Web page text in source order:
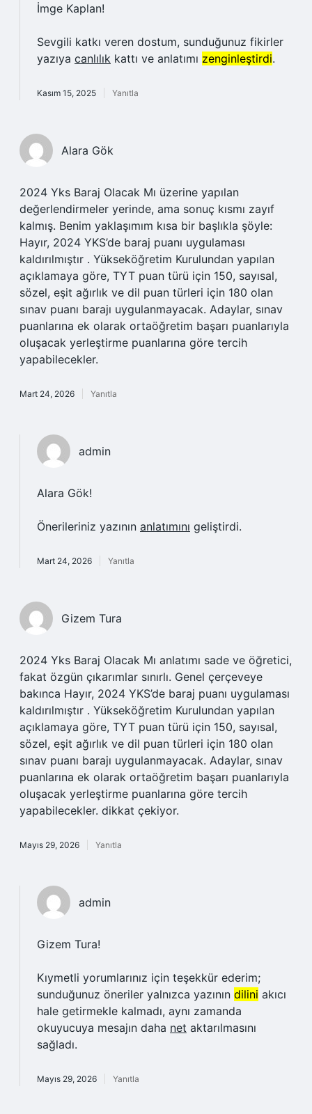
İmge Kaplan!
Sevgili katkı veren dostum, sunduğunuz fikirler
yazıya canlılık kattı ve anlatımı zenginleştirdi.
Kasım 15, 2025 Yanıtla
Alara Gök
2024 Yks Baraj Olacak Mı üzerine yapılan
değerlendirmeler yerinde, ama sonuç kısmı zayıf
kalmış. Benim yaklaşımım kısa bir başlıkla şöyle:
Hayır, 2024 YKS’de baraj puanı uygulaması
kaldırılmıştır . Yükseköğretim Kurulundan yapılan
açıklamaya göre, TYT puan türü için 150, sayısal,
sözel, eşit ağırlık ve dil puan türleri için 180 olan
sınav puanı barajı uygulanmayacak. Adaylar, sınav
puanlarına ek olarak ortaöğretim başarı puanlarıyla
oluşacak yerleştirme puanlarına göre tercih
yapabilecekler.
Mart 24, 2026 Yanıtla
admin
Alara Gök!
Önerileriniz yazının anlatımını geliştirdi.
Mart 24, 2026 Yanıtla
Gizem Tura
2024 Yks Baraj Olacak Mı anlatımı sade ve öğretici,
fakat özgün çıkarımlar sınırlı. Genel çerçeveye
bakınca Hayır, 2024 YKS’de baraj puanı uygulaması
kaldırılmıştır . Yükseköğretim Kurulundan yapılan
açıklamaya göre, TYT puan türü için 150, sayısal,
sözel, eşit ağırlık ve dil puan türleri için 180 olan
sınav puanı barajı uygulanmayacak. Adaylar, sınav
puanlarına ek olarak ortaöğretim başarı puanlarıyla
oluşacak yerleştirme puanlarına göre tercih
yapabilecekler. dikkat çekiyor.
Mayıs 29, 2026 Yanıtla
admin
Gizem Tura!
Kıymetli yorumlarınız için teşekkür ederim;
sunduğunuz öneriler yalnızca yazının dilini akıcı
hale getirmekle kalmadı, aynı zamanda
okuyucuya mesajın daha net aktarılmasını
sağladı.
Mayıs 29, 2026 Yanıtla